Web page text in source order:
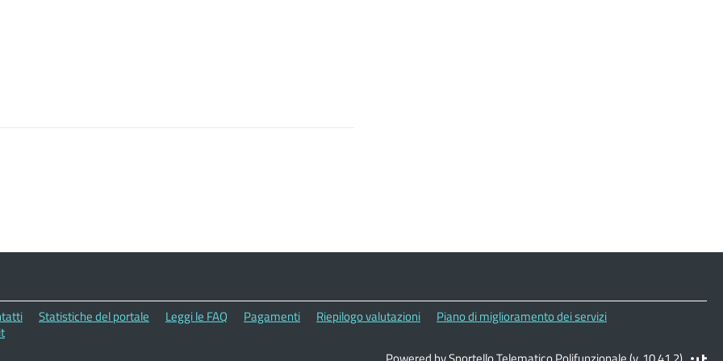
Statistiche del portale Leggi le FAQ Pagamenti Riepilogo valutazioni
Piano di miglioramento dei servizi